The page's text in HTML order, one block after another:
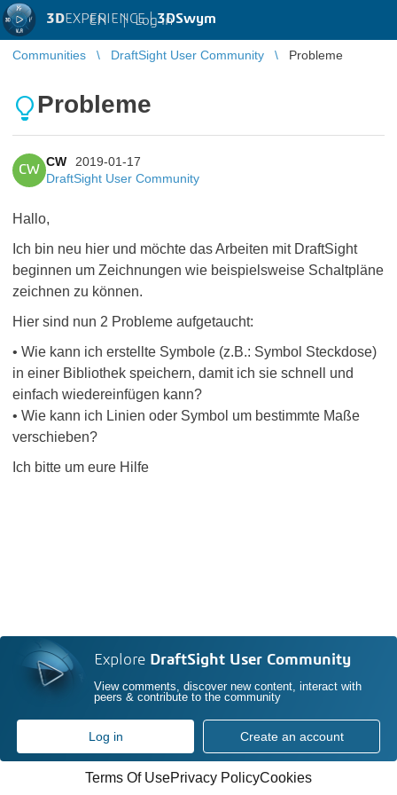
3DEXPERIENCE |3DSwym
EN | Log in
Communities DraftSight User Community Probleme
Probleme
CW
CW
2019-01-17
DraftSight User Community
Hallo,
Ich bin neu hier und möchte das Arbeiten mit DraftSight
beginnen um Zeichnungen wie beispielsweise Schaltpläne
zeichnen zu können.
Hier sind nun 2 Probleme aufgetaucht:
• Wie kann ich erstellte Symbole (z.B.: Symbol Steckdose)
in einer Bibliothek speichern, damit ich sie schnell und
einfach wiedereinfügen kann?
• Wie kann ich Linien oder Symbol um bestimmte Maße
verschieben?
Ich bitte um eure Hilfe
Explore DraftSight User Community
View comments, discover new content, interact with
peers & contribute to the community
Log in Create an account
Terms Of UsePrivacy PolicyCookies